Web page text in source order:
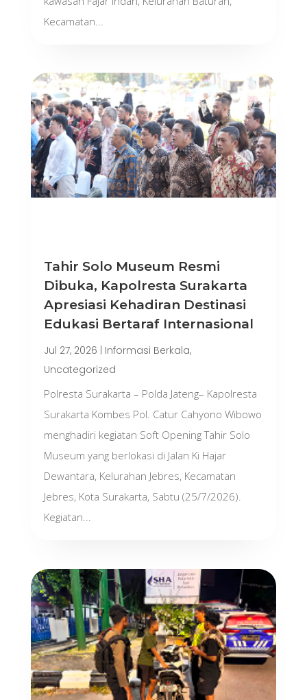
Kecamatan...
Tahir Solo Museum Resmi
Dibuka, Kapolresta Surakarta
Apresiasi Kehadiran Destinasi
Edukasi Bertaraf Internasional
Jul 27, 2026 Informasi Berkala,
Uncategorized
Polresta Surakarta – Polda Jateng– Kapolresta
Surakarta Kombes Pol. Catur Cahyono Wibowo
menghadiri kegiatan Soft Opening Tahir Solo
Museum yang berlokasi di Jalan Ki Hajar
Dewantara, Kelurahan Jebres, Kecamatan
Jebres, Kota Surakarta, Sabtu (25/7/2026).
Kegiatan...